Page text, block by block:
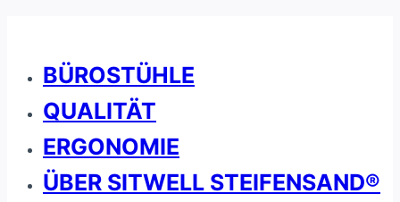
springenBÜROSTÜHLE
QUALITÄT
ERGONOMIE
ÜBER SITWELL STEIFENSAND®